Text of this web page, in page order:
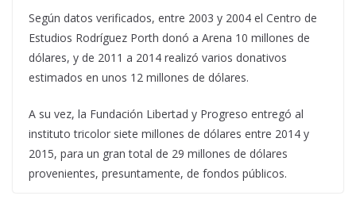
Según datos verificados, entre 2003 y 2004 el Centro de
Estudios Rodríguez Porth donó a Arena 10 millones de
dólares, y de 2011 a 2014 realizó varios donativos
estimados en unos 12 millones de dólares.
A su vez, la Fundación Libertad y Progreso entregó al
instituto tricolor siete millones de dólares entre 2014 y
2015, para un gran total de 29 millones de dólares
provenientes, presuntamente, de fondos públicos.